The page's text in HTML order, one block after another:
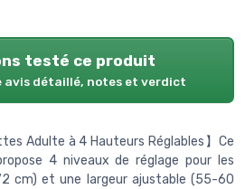
testé ce produit
avis détaillé, notes et verdict
Adulte à 4 Hauteurs Réglables】Ce
4 niveaux de réglage pour les
cm) et une largeur ajustable (55-60